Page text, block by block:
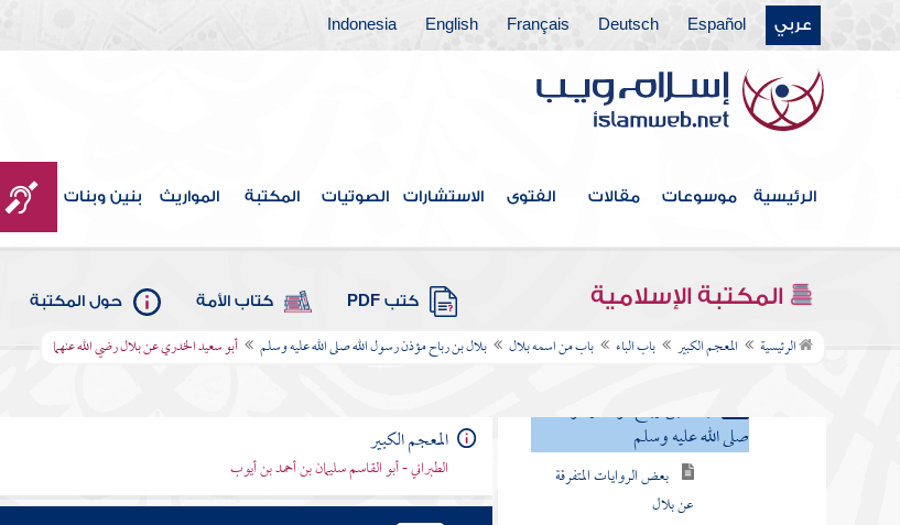
عربي Español
Deutsch
Français
English
Indonesia
الرئيسية موسوعات مقالات الفتوى الاستشارات الصوتيات المكتبة المواريث بنين وبنات
المكتبة الإسلامية كتب PDF كتاب الأمة حول المكتبة
الرئيسية المعجم الكبير باب الباء باب من اسمه بلال بلال بن رباح مؤذن رسول الله صلى الله عليه وسلم أبو سعيد الخدري عن بلال رضي الله عنهما
فهرس الكتاب
باب الألف
باب الباء
بلال بن رباح مؤذن رسول الله
صلى الله عليه وسلم
بعض الروايات المتفرقة
عن بلال
المعجم الكبير
الطبراني - أبو القاسم سليمان بن أحمد بن أيوب